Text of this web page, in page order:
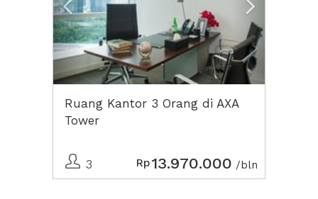
Ruang Kantor 3 Orang di AXA
Tower
3 Rp13.970.000 /bln